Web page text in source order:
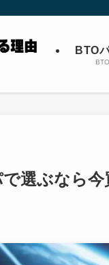
BTO
選ぶなら今